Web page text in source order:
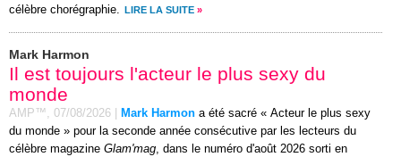
célèbre chorégraphie.
LIRE LA SUITE »
Mark Harmon
Il est toujours l'acteur le plus sexy du
monde
AMP™, 07/08/2026 Mark Harmon a été sacré « Acteur le plus sexy
du monde » pour la seconde année consécutive par les lecteurs du
célèbre magazine Glam'mag, dans le numéro d'août 2026 sorti en